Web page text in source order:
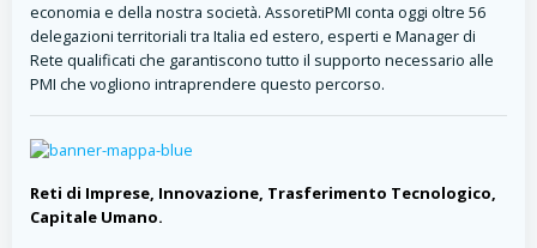
economia e della nostra società. AssoretiPMI conta oggi oltre 56
delegazioni territoriali tra Italia ed estero, esperti e Manager di
Rete qualificati che garantiscono tutto il supporto necessario alle
PMI che vogliono intraprendere questo percorso.
Reti di Imprese, Innovazione, Trasferimento Tecnologico,
Capitale Umano.